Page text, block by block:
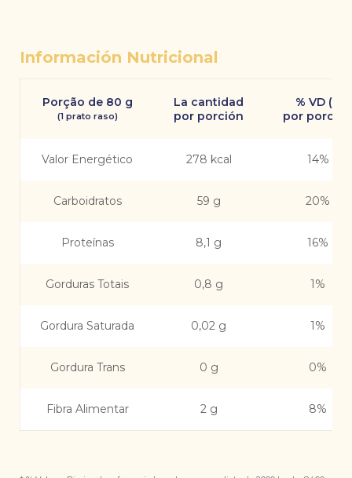
Información Nutricional
Porção de 80 g
(1 prato raso)
La cantidad
por porción
% VD (*)
por porción
Valor Energético 278 kcal 14%
Carboidratos 59 g 20%
Proteínas 8,1 g 16%
Gorduras Totais 0,8 g 1%
Gordura Saturada 0,02 g 1%
Gordura Trans 0 g 0%
Fibra Alimentar 2 g 8%